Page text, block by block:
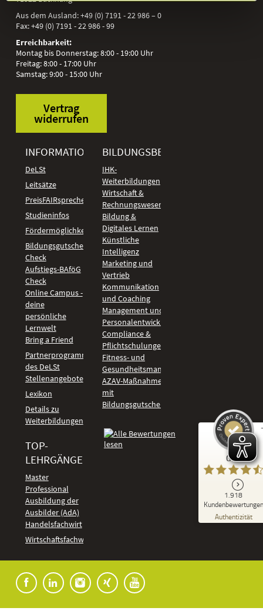
Aus dem Ausland:+49 (0) 7191 - 22 986 – 0
Fax:+49 (0) 7191 - 22 986 - 99
Erreichbarkeit:
Montag bis Donnerstag: 8:00 - 19:00 Uhr
Freitag: 8:00 - 17:00 Uhr
Samstag: 9:00 - 15:00 Uhr
Vertrag
widerrufen
INFORMATIONEN
DeLSt
Leitsätze
PreisFAIRsprechen
Studieninfos
Fördermöglichkeiten
Bildungsgutschein
Check
Aufstiegs-BAföG
Check
Online Campus -
deine
persönliche
Lernwelt
Bring a Friend
Partnerprogramm
des DeLSt
Stellenangebote
Lexikon
Details zu
Weiterbildungen
TOP-
LEHRGÄNGE
Master
Professional
Ausbildung der
Ausbilder (AdA)
Handelsfachwirt
Wirtschaftsfachwirt
BILDUNGSBEREICHE
IHK-
Weiterbildungen
Wirtschaft &
Rechnungswesen
Bildung &
Digitales Lernen
Künstliche
Intelligenz
Marketing und
Vertrieb
Kommunikation
und Coaching
Management und
Personalentwicklung
Compliance &
Pflichtschulungen
Fitness- und
Gesundheitsmanagement
AZAV-Maßnahmen
mit
Bildungsgutschein
GUT
1.918
Kundenbewertungen
Authentizität
Kundenbewertungen und Erfahrungen zu
DeLSt - Deutsches eLearning Studieninstitut
92
%
Empfehlungen auf
ProvenExpert.com
anderen Quellen